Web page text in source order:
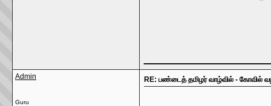
Admin
Guru
RE: பண்டைத் தமிழர் வாழ்வில் - கோவில்